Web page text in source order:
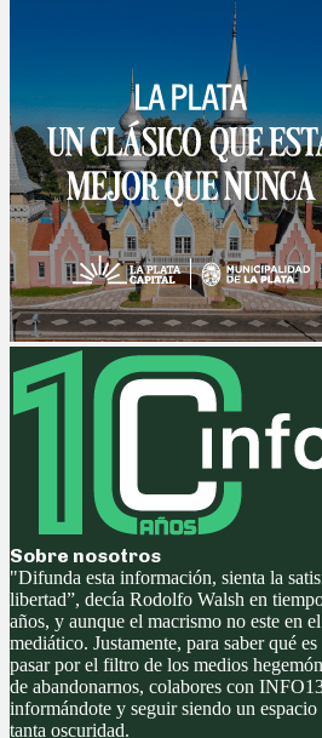
Sobre nosotros
"Difunda esta información, sienta la
libertad”, decía Rodolfo Walsh en
años, y aunque el macrismo no este en
mediático. Justamente, para saber qué
pasar por el filtro de los medios
de abandonarnos, colabores con
informándote y seguir siendo un
tanta oscuridad.